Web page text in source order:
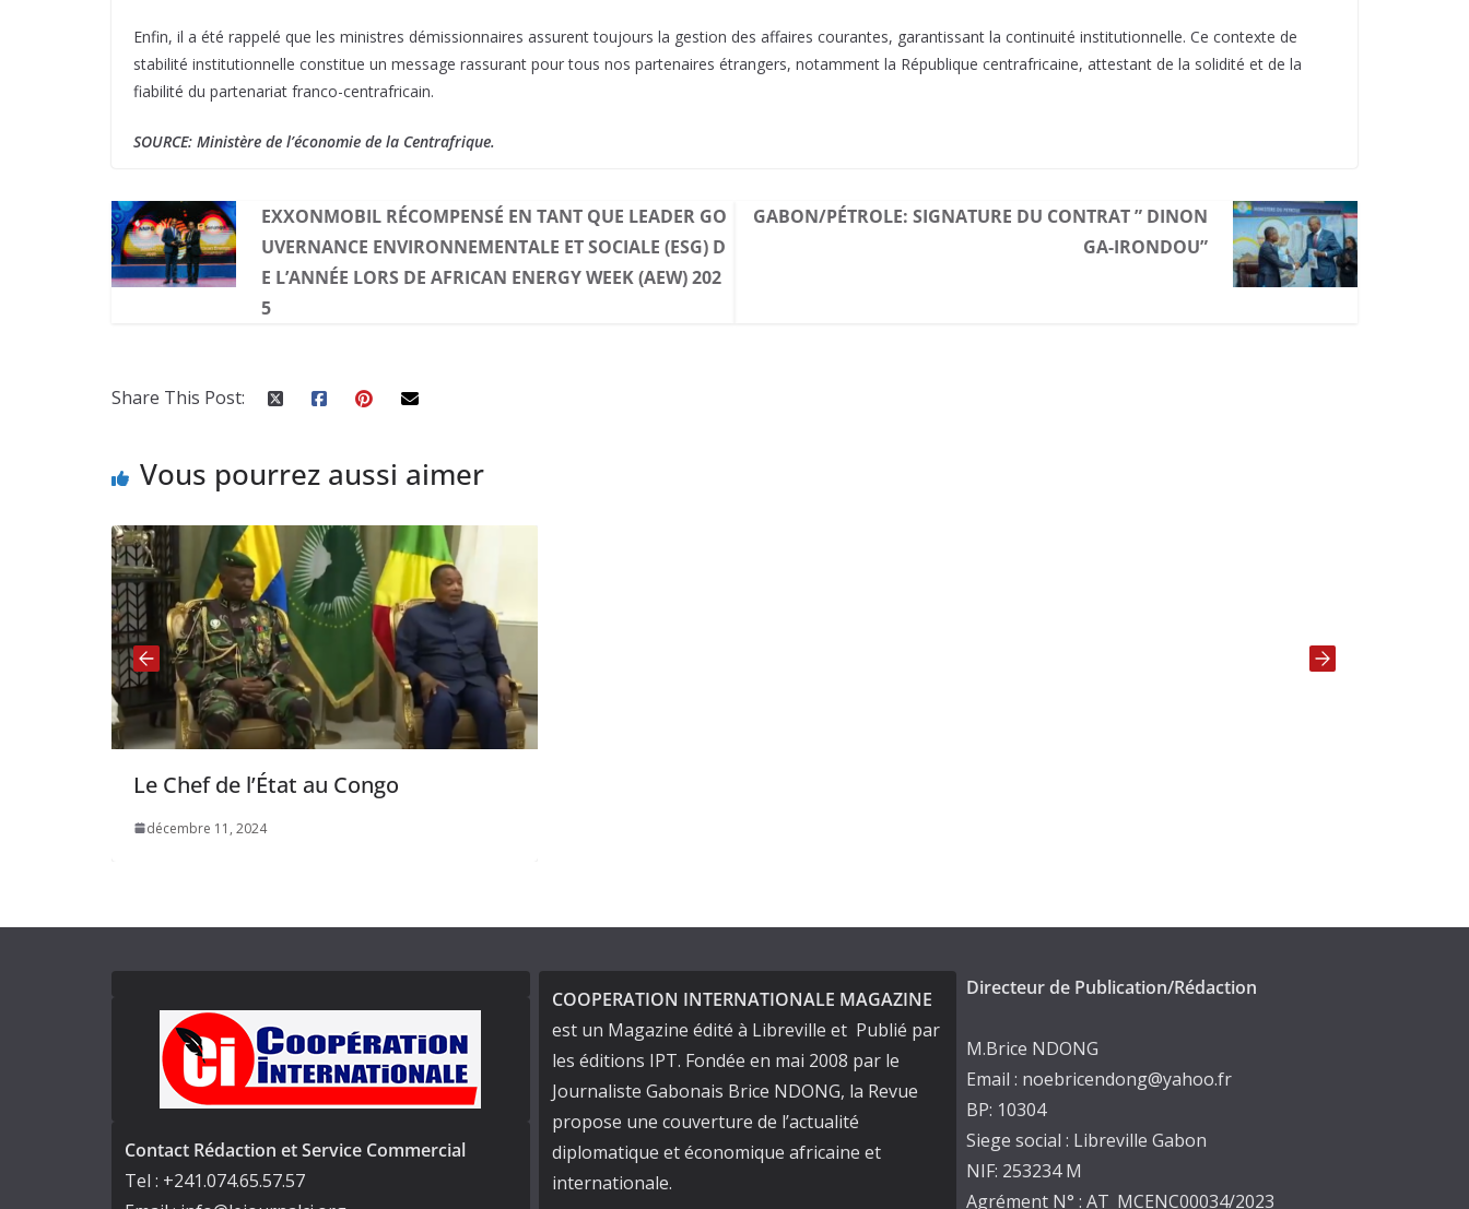
Enfin, il a été rappelé que les ministres démissionnaires assurent toujours la gestion des affaires courantes, garantissant la continuité institutionnelle. Ce contexte de
stabilité institutionnelle constitue un message rassurant pour tous nos partenaires étrangers, notamment la République centrafricaine, attestant de la solidité et de la
fiabilité du partenariat franco-centrafricain.
SOURCE: Ministère de l’économie de la Centrafrique.
EXXONMOBIL RÉCOMPENSÉ EN TANT QUE LEADER GO
UVERNANCE ENVIRONNEMENTALE ET SOCIALE (ESG) D
E L’ANNÉE LORS DE AFRICAN ENERGY WEEK (AEW) 202
5
GABON/PÉTROLE: SIGNATURE DU CONTRAT ” DINON
GA-IRONDOU”
Share This Post:
Vous pourrez aussi aimer
Le Chef de l’État au Congo
décembre 11, 2024
Contact Rédaction et Service Commercial
Tel : +241.074.65.57.57
COOPERATION INTERNATIONALE MAGAZINE
est un Magazine édité à Libreville et Publié par
les éditions IPT. Fondée en mai 2008 par le
Journaliste Gabonais Brice NDONG, la Revue
propose une couverture de l’actualité
diplomatique et économique africaine et
internationale.
Directeur de Publication/Rédaction
M.Brice NDONG
Email : noebricendong@yahoo.fr
BP: 10304
Siege social : Libreville Gabon
NIF: 253234 M
Agrément N° : AT_MCENC00034/2023